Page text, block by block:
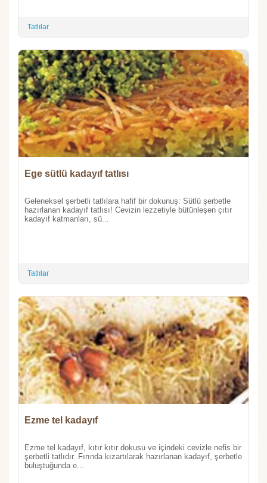
Tatlılar
Ege sütlü kadayıf tatlısı
Geleneksel şerbetli tatlılara hafif bir dokunuş: Sütlü şerbetle
hazırlanan kadayıf tatlısı! Cevizin lezzetiyle bütünleşen çıtır
kadayıf katmanları, sü...
Tatlılar
Ezme tel kadayıf
Ezme tel kadayıf, kıtır kıtır dokusu ve içindeki cevizle nefis bir
şerbetli tatlıdır. Fırında kızartılarak hazırlanan kadayıf, şerbetle
buluştuğunda e...